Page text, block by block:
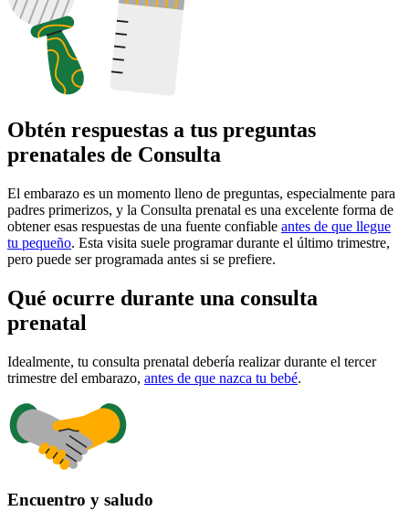
Obtén respuestas a tus preguntas
prenatales de Consulta
El embarazo es un momento lleno de preguntas, especialmente para
padres primerizos, y la Consulta prenatal es una excelente forma de
obtener esas respuestas de una fuente confiable antes de que llegue
tu pequeño. Esta visita suele programar durante el último trimestre,
pero puede ser programada antes si se prefiere.
Qué ocurre durante una consulta
prenatal
Idealmente, tu consulta prenatal debería realizar durante el tercer
trimestre del embarazo, antes de que nazca tu bebé.
Encuentro y saludo